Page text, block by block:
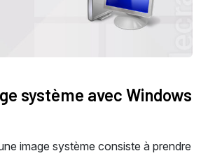
système avec Windows
image système consiste à prendre